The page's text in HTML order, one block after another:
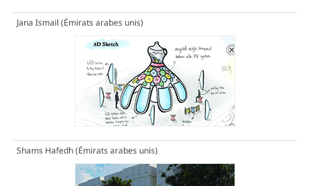
Jana Ismail (Émirats arabes unis)
Shams Hafedh (Émirats arabes unis)